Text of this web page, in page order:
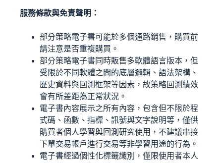
服務條款與免責聲明：
部分策略電子書可能於多個通路銷售，購買前
請注意是否重複購買。
部分策略電子書同時販售多軟體語言版本，但
受限於不同軟體之間的底層邏輯、語法架構、
歷史資料與回測框架等因素，故策略回測績效
會有所差距為正常狀況。
電子書內容展示之所有內容，包含但不限於程
式碼、函數、指標、訊號與文字說明等，僅供
購買者個人學習與回測研究使用，不建議串接
下單交易帳戶進行交易等非學習用途的行為。
電子書經過個性化標籤識別，僅限使用者本人